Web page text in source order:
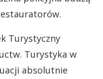
Turystyczny
Turystyka w
absolutnie